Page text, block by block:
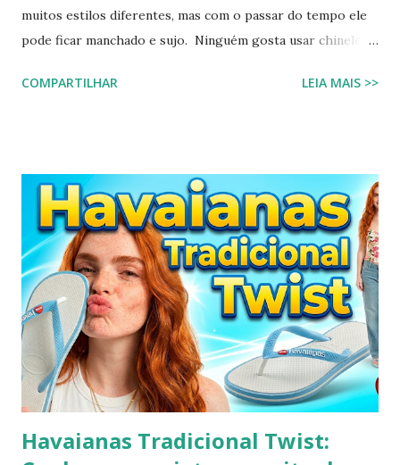
muitos estilos diferentes, mas com o passar do tempo ele
pode ficar manchado e sujo. Ninguém gosta usar chinelo
branca ou alguma cor clara, principalmente os chinelos
que um look com chinelo, não é mesmo? Não se preocupe,
existem ótimas técnicas que você pode usar para limpar e
deixar seu chinelo branco brilhando novamente. Aprenda
como fazer isso agora mesmo! Um chinelo que combina
muito bem com peças jeans é o chinelo havaianas modelo
tradicional, o modelo bicolor da havaianas. Principalmente o
modelo na versão branco e azul claro. Como manter
havaianas branca O chinelo branco é uma peça elegante que
combina com quase tudo, mas precisa de um pouco de ...
COMPARTILHAR LEIA MAIS >>
Havaianas Tradicional Twist: